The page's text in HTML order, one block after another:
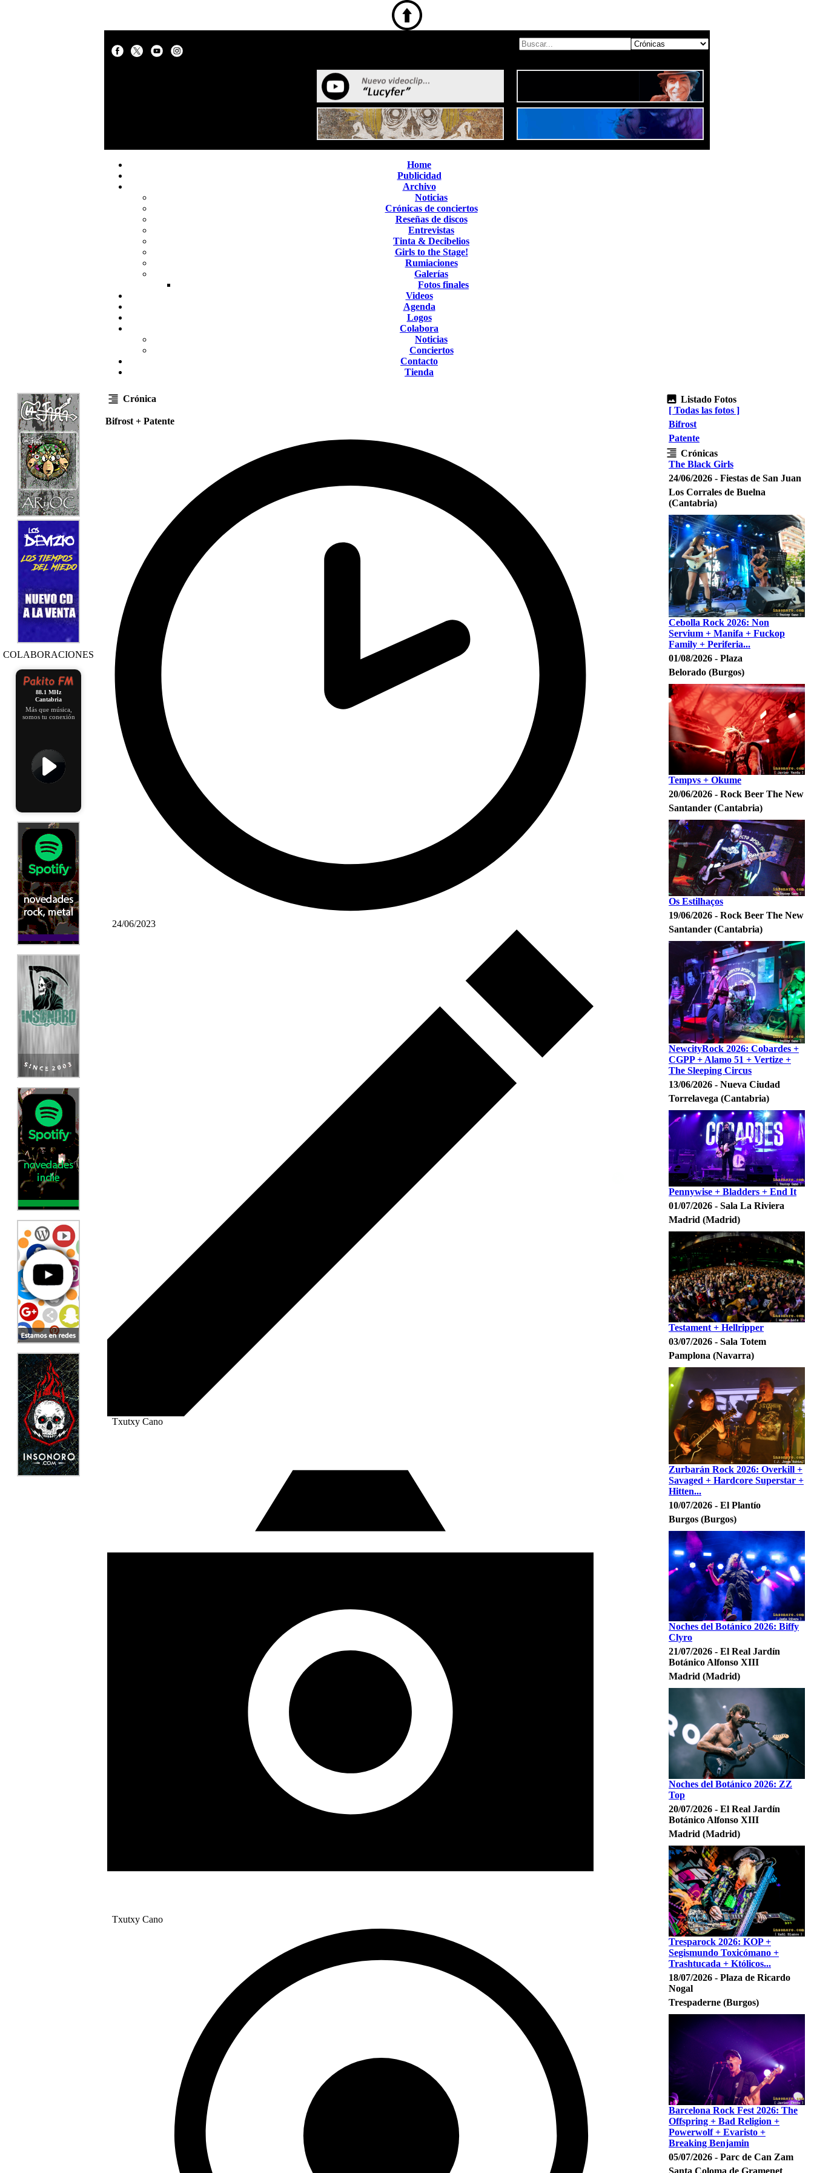
Home
Publicidad
Archivo
Noticias
Crónicas de conciertos
Reseñas de discos
Entrevistas
Tinta & Decibelios
Girls to the Stage!
Rumiaciones
Galerías
Fotos finales
Videos
Agenda
Logos
Colabora
Noticias
Conciertos
Contacto
Tienda
COLABORACIONES
88.1 MHz
Cantabria
Más que música,
somos tu conexión
Crónica
Bifrost + Patente
24/06/2023
Txutxy Cano
Txutxy Cano
Listado Fotos
[ Todas las fotos ]
Bifrost
Patente
Crónicas
The Black Girls
24/06/2026 - Fiestas de San Juan
Los Corrales de Buelna
(Cantabria)
Cebolla Rock 2026: Non
Servium + Manifa + Fuckop
Family + Periferia...
01/08/2026 - Plaza
Belorado (Burgos)
Tempvs + Okume
20/06/2026 - Rock Beer The New
Santander (Cantabria)
Os Estilhaços
19/06/2026 - Rock Beer The New
Santander (Cantabria)
NewcityRock 2026: Cobardes +
CGPP + Alamo 51 + Vertize +
The Sleeping Circus
13/06/2026 - Nueva Ciudad
Torrelavega (Cantabria)
Pennywise + Bladders + End It
01/07/2026 - Sala La Riviera
Madrid (Madrid)
Testament + Hellripper
03/07/2026 - Sala Totem
Pamplona (Navarra)
Zurbarán Rock 2026: Overkill +
Savaged + Hardcore Superstar +
Hitten...
10/07/2026 - El Plantío
Burgos (Burgos)
Noches del Botánico 2026: Biffy
Clyro
21/07/2026 - El Real Jardín
Botánico Alfonso XIII
Madrid (Madrid)
Noches del Botánico 2026: ZZ
Top
20/07/2026 - El Real Jardín
Botánico Alfonso XIII
Madrid (Madrid)
Tresparock 2026: KOP +
Segismundo Toxicómano +
Trashtucada + Któlicos...
18/07/2026 - Plaza de Ricardo
Nogal
Trespaderne (Burgos)
Barcelona Rock Fest 2026: The
Offspring + Bad Religion +
Powerwolf + Evaristo +
Breaking Benjamin
05/07/2026 - Parc de Can Zam
Santa Coloma de Gramenet